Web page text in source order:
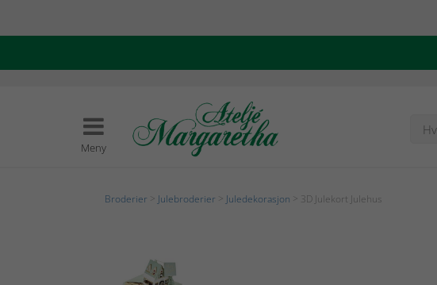
Meny
Broderier Julebroderier Juledekorasjon > 3D Julekort Julehus